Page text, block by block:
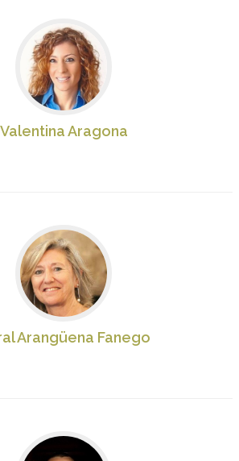
Valentina Aragona
Arangüena Fanego